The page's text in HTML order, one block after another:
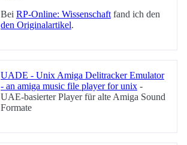
Bei RP-Online: Wissenschaft fand ich den
den Originalartikel.
UADE - Unix Amiga Delitracker Emulator
- an amiga music file player for unix -
UAE-basierter Player für alte Amiga Sound
Formate